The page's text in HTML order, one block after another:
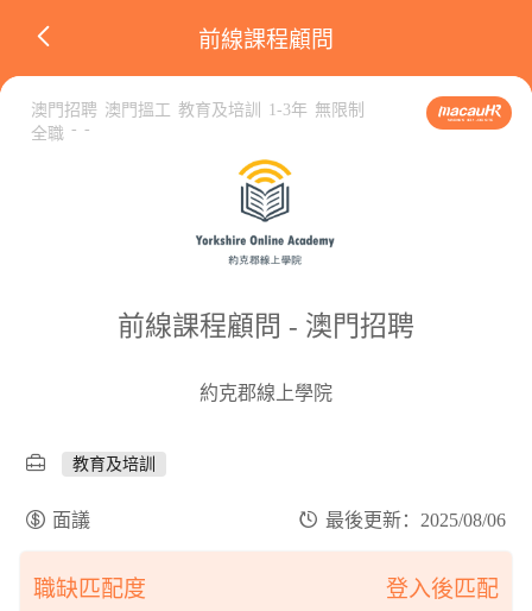
前線課程顧問
澳門招聘 澳門搵工 教育及培訓 1-3年 無限制
全職 - -
前線課程顧問 - 澳門招聘
約克郡線上學院
教育及培訓
面議 最後更新：2025/08/06
職缺匹配度 登入後匹配